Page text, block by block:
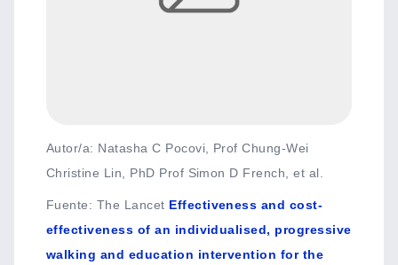
Autor/a: Natasha C Pocovi, Prof Chung-Wei
Christine Lin, PhD Prof Simon D French, et al.
Fuente: The Lancet Effectiveness and cost-
effectiveness of an individualised, progressive
walking and education intervention for the